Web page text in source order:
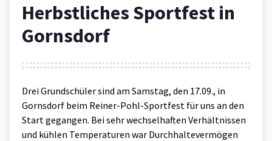
Herbstliches Sportfest in
Gornsdorf
Drei Grundschüler sind am Samstag, den 17.09., in
Gornsdorf beim Reiner-Pohl-Sportfest für uns an den
Start gegangen. Bei sehr wechselhaften Verhältnissen
und kühlen Temperaturen war Durchhaltevermögen